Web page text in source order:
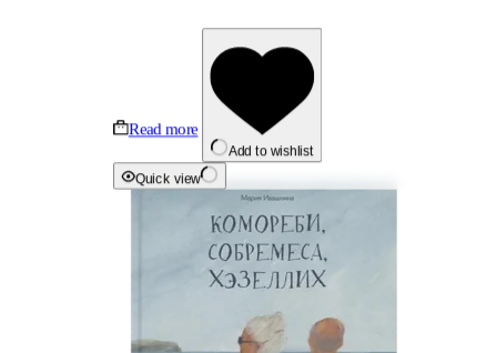
Read more
Add to wishlist
Quick view